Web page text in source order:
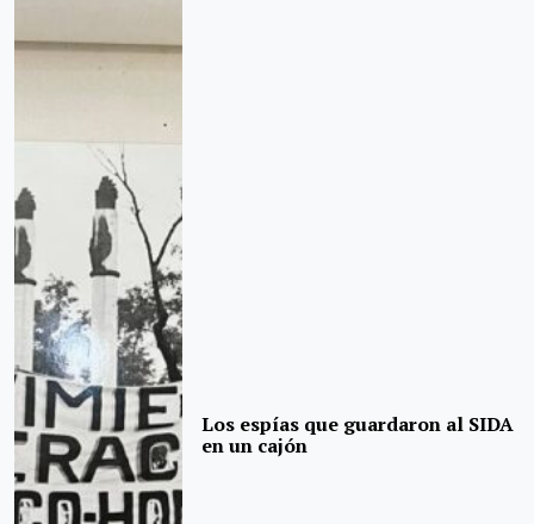
Los espías que guardaron al SIDA
en un cajón